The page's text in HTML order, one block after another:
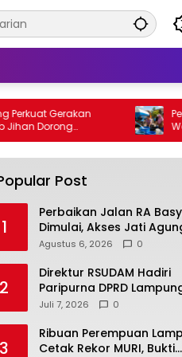
Gerakan
Dorong
Cepat dan
Post
1
Perbaikan Jalan RA
Dimulai, Akses Jati
Bandar Lampung Makin
Agustus 6, 2026 0
2
Direktur RSUDAM Hadiri
Paripurna DPRD
Bahas Hasil Kerja Pansus
Juli 7, 2026 0
3
Ribuan Perempuan
Cetak Rekor MURI, Bukti